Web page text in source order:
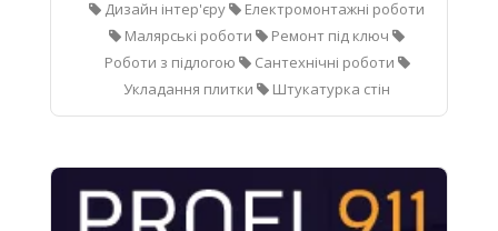
Дизайн інтер'єру
Електромонтажні роботи
Малярські роботи
Ремонт під ключ
Роботи з підлогою
Сантехнічні роботи
Укладання плитки
Штукатурка стін